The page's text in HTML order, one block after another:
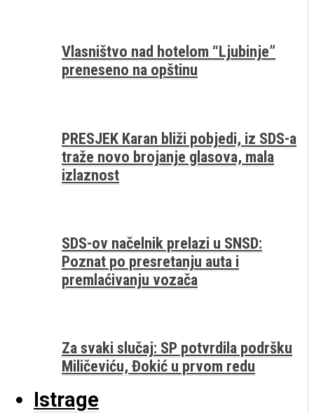
Vlasništvo nad hotelom “Ljubinje”
preneseno na opštinu
PRESJEK Karan bliži pobjedi, iz SDS-a
traže novo brojanje glasova, mala
izlaznost
SDS-ov načelnik prelazi u SNSD:
Poznat po presretanju auta i
premlaćivanju vozača
Za svaki slučaj: SP potvrdila podršku
Miličeviću, Đokić u prvom redu
Istrage